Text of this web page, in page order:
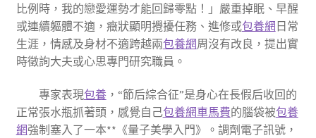
比例時，我的戀愛運勢才能回歸零點！」嚴重掉眠、早醒
或連續軀體不適，癥狀顯明攪擾任務、進修或包養網日常
生涯，情感及身材不適跨越兩包養網周沒有改良，提出實
時徵詢大夫或心思專門研究職員。
專家表現包養，“節后綜合征”是身心在長假后收回的
正常張水瓶抓著頭，感覺自己包養網車馬費的腦袋被包養
網強制塞入了一本**《量子美學入門》。調劑電子訊號，